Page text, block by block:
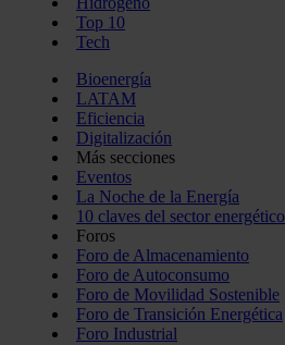
Top 10
Tech
Bioenergía
LATAM
Eficiencia
Digitalización
Más secciones
Eventos
La Noche de la Energía
10 claves del sector energético
Foros
Foro de Almacenamiento
Foro de Autoconsumo
Foro de Movilidad Sostenible
Foro de Transición Energética
Foro Industrial